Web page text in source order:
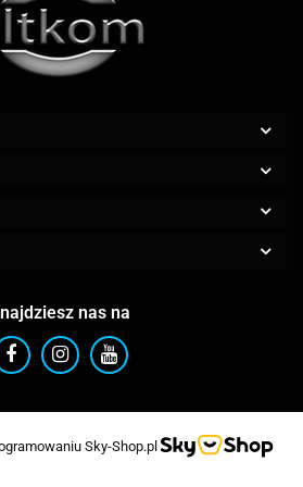
AR.CA.
ARIETE
nas na
Sky-Shop.pl